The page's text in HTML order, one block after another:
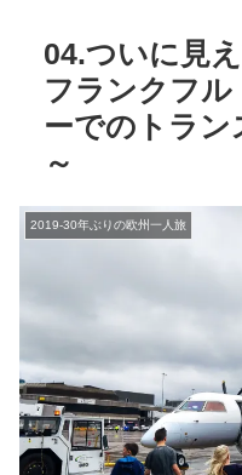
04.ついに見
フランクフル
ーでのトラン
～
2019-30年ぶりの欧州一人旅